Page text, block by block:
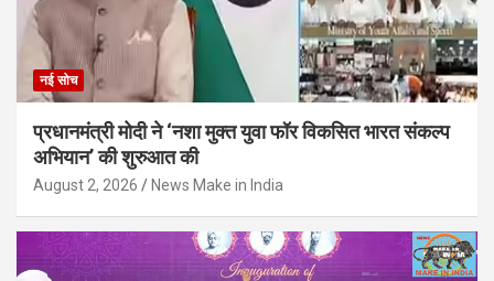
नई सोच
प्रधानमंत्री मोदी ने ‘नशा मुक्त युवा फॉर विकसित भारत संकल्प
अभियान’ की शुरुआत की
August 2, 2026 News Make in India